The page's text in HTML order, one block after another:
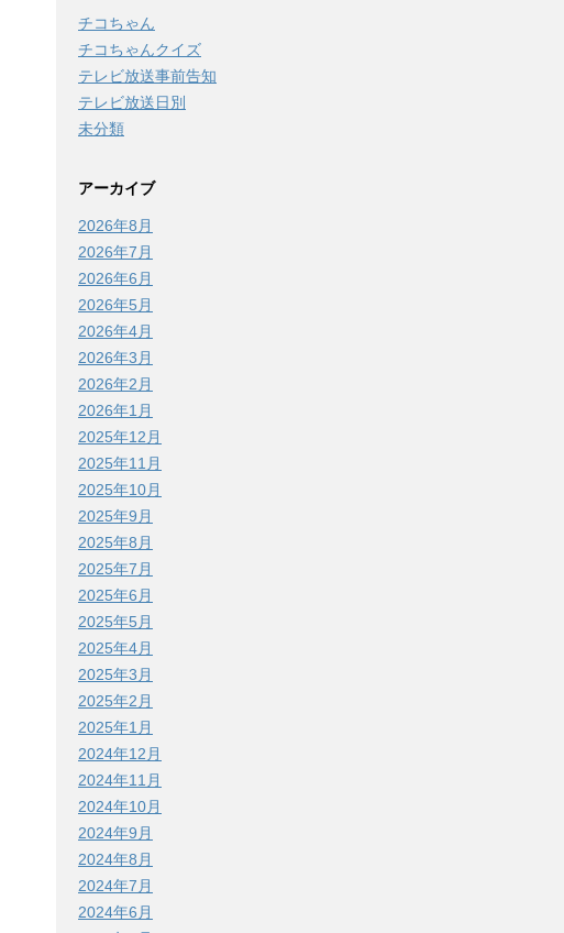
チコちゃん
チコちゃんクイズ
テレビ放送事前告知
テレビ放送日別
未分類
アーカイブ
2026年8月
2026年7月
2026年6月
2026年5月
2026年4月
2026年3月
2026年2月
2026年1月
2025年12月
2025年11月
2025年10月
2025年9月
2025年8月
2025年7月
2025年6月
2025年5月
2025年4月
2025年3月
2025年2月
2025年1月
2024年12月
2024年11月
2024年10月
2024年9月
2024年8月
2024年7月
2024年6月